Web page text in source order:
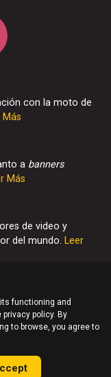
con la moto de
Más
a banners
Más
de video y
del mundo. Leer
los derechos
Publicidad
functioning and
policy. By
to browse, you agree to